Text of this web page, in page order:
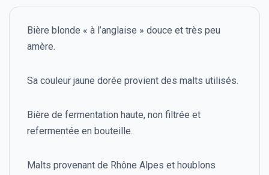
Bière blonde « à l’anglaise » douce et très peu
amère.
Sa couleur jaune dorée provient des malts utilisés.
Bière de fermentation haute, non filtrée et
refermentée en bouteille.
Malts provenant de Rhône Alpes et houblons